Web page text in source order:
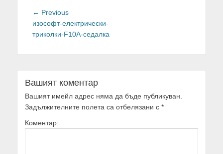
Навигация
← Previous
post:
изософт-електрически-
триколки-F10A-седалка
Вашият коментар
Вашият имейл адрес няма да бъде публикуван.
Задължителните полета са отбелязани с *
Коментар: